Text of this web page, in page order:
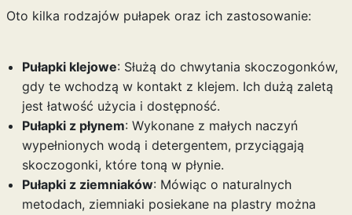
Oto kilka rodzajów pułapek oraz ich zastosowanie:
Pułapki klejowe: Służą do chwytania skoczogonków,
gdy te wchodzą w kontakt z klejem. Ich dużą zaletą
jest łatwość użycia i dostępność.
Pułapki z płynem: Wykonane z małych naczyń
wypełnionych wodą i detergentem, przyciągają
skoczogonki, które toną w płynie.
Pułapki z ziemniaków: Mówiąc o naturalnych
metodach, ziemniaki posiekane na plastry można